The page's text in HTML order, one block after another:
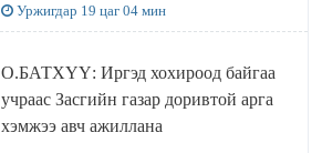
Уржигдар 19 цаг 04 мин
О.БАТХҮҮ: Иргэд хохироод байгаа
учраас Засгийн газар доривтой арга
хэмжээ авч ажиллана